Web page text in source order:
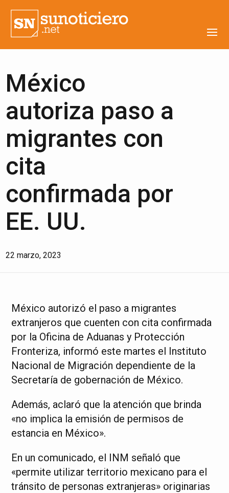
México
autoriza paso a
migrantes con
cita
confirmada por
EE. UU.
22 marzo, 2023
México autorizó el paso a migrantes
extranjeros que cuenten con cita confirmada
por la Oficina de Aduanas y Protección
Fronteriza, informó este martes el Instituto
Nacional de Migración dependiente de la
Secretaría de gobernación de México.
Además, aclaró que la atención que brinda
«no implica la emisión de permisos de
estancia en México».
En un comunicado, el INM señaló que
«permite utilizar territorio mexicano para el
tránsito de personas extranjeras» originarias